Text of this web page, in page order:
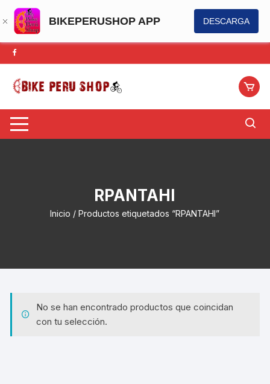
BIKEPERUSHOP APP DESCARGA
Saltar
al
contenido
RPANTAHI
Inicio / Productos etiquetados “RPANTAHI”
No se han encontrado productos que coincidan
con tu selección.